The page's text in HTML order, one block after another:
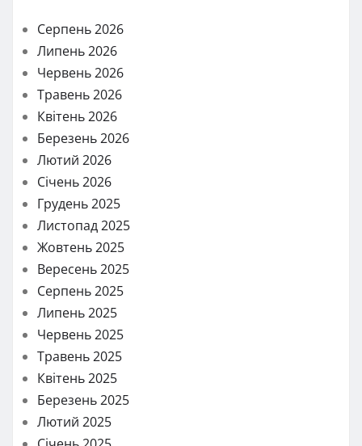
Серпень 2026
Липень 2026
Червень 2026
Травень 2026
Квітень 2026
Березень 2026
Лютий 2026
Січень 2026
Грудень 2025
Листопад 2025
Жовтень 2025
Вересень 2025
Серпень 2025
Липень 2025
Червень 2025
Травень 2025
Квітень 2025
Березень 2025
Лютий 2025